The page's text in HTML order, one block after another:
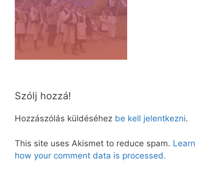
Szólj hozzá!
Hozzászólás küldéséhez be kell jelentkezni.
This site uses Akismet to reduce spam. Learn
how your comment data is processed.